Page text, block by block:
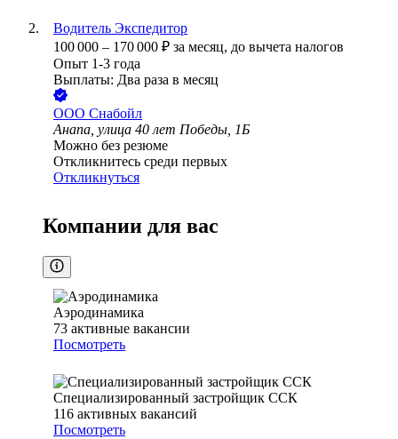
Водитель Экспедитор
100 000 – 170 000 ₽ за месяц, до вычета налогов
Опыт 1-3 года
Выплаты: Два раза в месяц
ООО Снабойл
Анапа, улица 40 лет Победы, 1Б
Можно без резюме
Откликнитесь среди первых
Откликнуться
Компании для вас
Аэродинамика
73 активные вакансии
Посмотреть
Специализированный застройщик ССК
116 активных вакансий
Посмотреть